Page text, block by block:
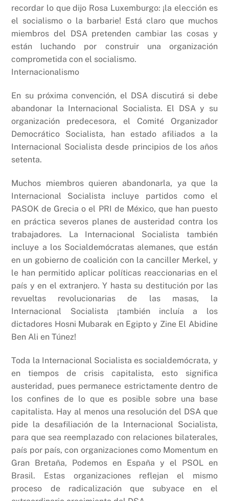
recordar lo que dijo Rosa Luxemburgo: ¡la elección es
el socialismo o la barbarie! Está claro que muchos
miembros del DSA pretenden cambiar las cosas y
están luchando por construir una organización
comprometida con el socialismo.
Internacionalismo
En su próxima convención, el DSA discutirá si debe
abandonar la Internacional Socialista. El DSA y su
organización predecesora, el Comité Organizador
Democrático Socialista, han estado afiliados a la
Internacional Socialista desde principios de los años
setenta.
Muchos miembros quieren abandonarla, ya que la
Internacional Socialista incluye partidos como el
PASOK de Grecia o el PRI de México, que han puesto
en práctica severos planes de austeridad contra los
trabajadores. La Internacional Socialista también
incluye a los Socialdemócratas alemanes, que están
en un gobierno de coalición con la canciller Merkel, y
le han permitido aplicar políticas reaccionarias en el
país y en el extranjero. Y hasta su destitución por las
revueltas revolucionarias de las masas, la
Internacional Socialista ¡también incluía a los
dictadores Hosni Mubarak en Egipto y Zine El Abidine
Ben Ali en Túnez!
Toda la Internacional Socialista es socialdemócrata, y
en tiempos de crisis capitalista, esto significa
austeridad, pues permanece estrictamente dentro de
los confines de lo que es posible sobre una base
capitalista. Hay al menos una resolución del DSA que
pide la desafiliación de la Internacional Socialista,
para que sea reemplazado con relaciones bilaterales,
país por país, con organizaciones como Momentum en
Gran Bretaña, Podemos en España y el PSOL en
Brasil. Estas organizaciones reflejan el mismo
proceso de radicalización que subyace en el